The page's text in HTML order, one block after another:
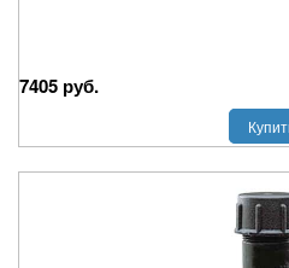
7405 руб.